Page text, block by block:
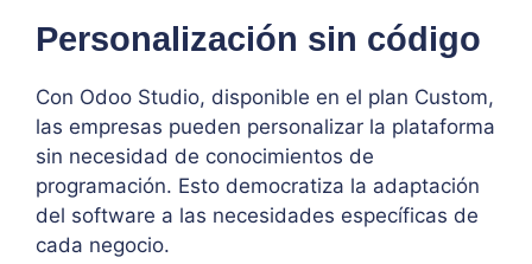
Personalización sin código
Con Odoo Studio, disponible en el plan Custom,
las empresas pueden personalizar la plataforma
sin necesidad de conocimientos de
programación. Esto democratiza la adaptación
del software a las necesidades específicas de
cada negocio.